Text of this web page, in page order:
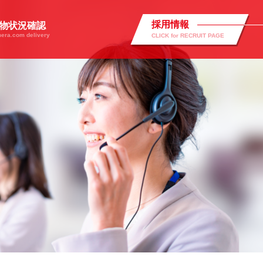
状況確認
delivery
採用情報
CLICK for RECRUIT PAGE